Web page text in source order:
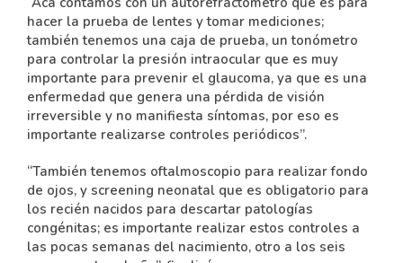
hacer la prueba de lentes y tomar mediciones;
también tenemos una caja de prueba, un tonómetro
para controlar la presión intraocular que es muy
importante para prevenir el glaucoma, ya que es una
enfermedad que genera una pérdida de visión
irreversible y no manifiesta síntomas, por eso es
importante realizarse controles periódicos”.
“También tenemos oftalmoscopio para realizar fondo
de ojos, y screening neonatal que es obligatorio para
los recién nacidos para descartar patologías
congénitas; es importante realizar estos controles a
las pocas semanas del nacimiento, otro a los seis